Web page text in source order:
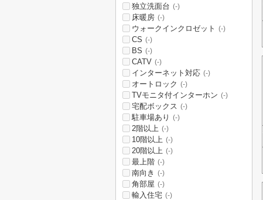
独立洗面台 (-)
床暖房 (-)
ウォークインクロゼット (-)
CS (-)
BS (-)
CATV (-)
インターネット対応 (-)
オートロック (-)
TVモニタ付インターホン (-)
宅配ボックス (-)
駐車場あり (-)
2階以上 (-)
10階以上 (-)
20階以上 (-)
最上階 (-)
南向き (-)
角部屋 (-)
輸入住宅 (-)